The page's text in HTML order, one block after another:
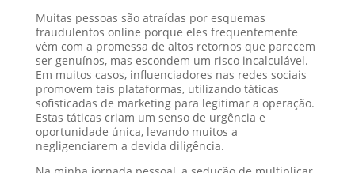
Muitas pessoas são atraídas por esquemas
fraudulentos online porque eles frequentemente
vêm com a promessa de altos retornos que parecem
ser genuínos, mas escondem um risco incalculável.
Em muitos casos, influenciadores nas redes sociais
promovem tais plataformas, utilizando táticas
sofisticadas de marketing para legitimar a operação.
Estas táticas criam um senso de urgência e
oportunidade única, levando muitos a
negligenciarem a devida diligência.